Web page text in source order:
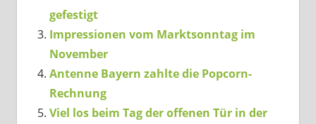
gefestigt
Impressionen vom Marktsonntag im
November
Antenne Bayern zahlte die Popcorn-
Rechnung
Viel los beim Tag der offenen Tür in der